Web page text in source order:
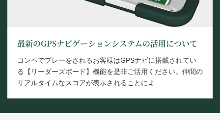
最新のGPSナビゲーションシステムの活用について
コンペでプレーをされるお客様はGPSナビに搭載されてい
る【リーダーズボード】機能を是非ご活用ください。仲間の
リアルタイムなスコアが表示されることによ...